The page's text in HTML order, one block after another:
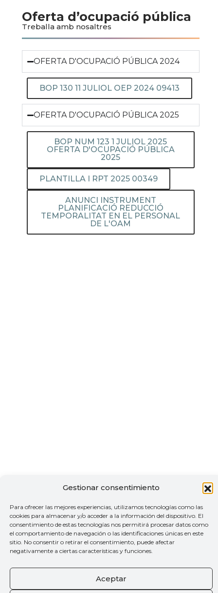
Gestionar consentimiento
Para ofrecer las mejores experiencias, utilizamos tecnologías como las
cookies para almacenar y/o acceder a la información del dispositivo. El
consentimiento de estas tecnologías nos permitirá procesar datos como
el comportamiento de navegación o las identificaciones únicas en este
sitio. No consentir o retirar el consentimiento, puede afectar
negativamente a ciertas características y funciones.
Aceptar
Oferta d’ocupació pública
Treballa amb nosaltres
OFERTA D'OCUPACIÓ PÚBLICA 2024
BOP 130 11 JULIOL OEP 2024 09413
OFERTA D'OCUPACIÓ PÚBLICA 2025
BOP NUM 123 1 JULIOL 2025
OFERTA D'OCUPACIÓ PÚBLICA
2025
PLANTILLA I RPT 2025 00349
ANUNCI INSTRUMENT
PLANIFICACIÓ REDUCCIÓ
TEMPORALITAT EN EL PERSONAL
DE L'OAM